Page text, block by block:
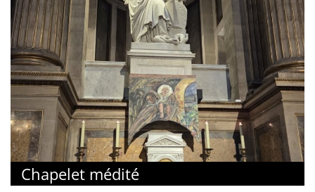
Chapelet médité